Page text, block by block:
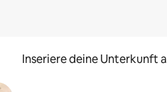
Inseriere deine Unterkunft